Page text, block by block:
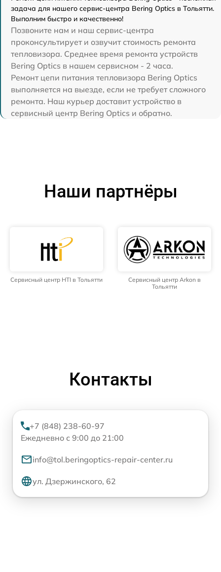
задача для нашего сервис-центра Bering Optics в Тольятти.
Выполним быстро и качественно!
Позвоните нам и наш сервис-центра
проконсультирует и озвучит стоимость ремонта
тепловизора. Среднее время ремонта устройств
Bering Optics в нашем сервисном - 2 часа.
Ремонт цепи питания тепловизора Bering Optics
выполняется на выезде, если не требует сложного
ремонта. Наш курьер доставит устройство в
сервисный центр Bering Optics и обратно.
Наши партнёры
Сервисный центр HTI в Тольятти
Сервисный центр Arkon в
Тольятти
Контакты
+7 (848) 238-60-97
Ежедневно с 9:00 до 21:00
info@tol.beringoptics-repair-center.ru
ул. Дзержинского, 62